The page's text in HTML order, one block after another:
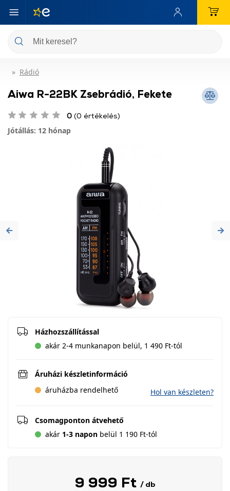
Rádió
Aiwa R-22BK Zsebrádió, Fekete
0 (0 értékelés)
Jótállás: 12 hónap
Previous
Házhozszállítással
akár 2-4 munkanapon belül, 1 490 Ft-tól
Áruházi készletinformáció
áruházba rendelhető
Hol van készleten?
Csomagponton átvehető
akár 1-3 napon belül 1 190 Ft-tól
9 999 Ft / db